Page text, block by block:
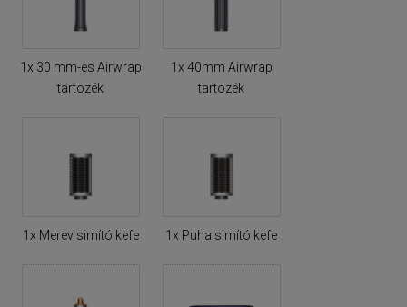
1x 30 mm-es Airwrap
tartozék
1x 40mm Airwrap
tartozék
1x Merev simító kefe 1x Puha simító kefe